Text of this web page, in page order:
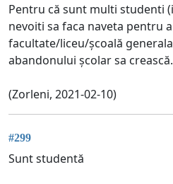
Pentru că sunt multi studenti
nevoiti sa faca naveta pentru
facultate/liceu/școală
abandonului școlar sa crească.
(Zorleni, 2021-02-10)
#299
Sunt studentă